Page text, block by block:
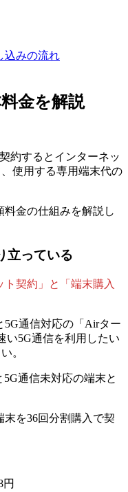
込みの流れ
金を解説
約するとインターネッ
使用する専用端末代の
金の仕組みを解説し
立っている
ト契約」と「端末購入
通信対応の「Airター
い5G通信を利用したい
。
通信未対応の端末と
を36回分割購入で契
円